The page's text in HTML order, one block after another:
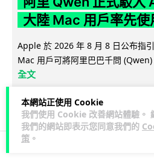
本網站正使用 Cookie
我們使用 Cookie 改善網站體驗。
我們的網站即表示您同意我們的
策 。
大陸 Mac 用戶率先使
Apple 於 2026 年 8 月 8 日公布指
Mac 用戶可將阿里巴巴千問
全文
45 5↗ 分享